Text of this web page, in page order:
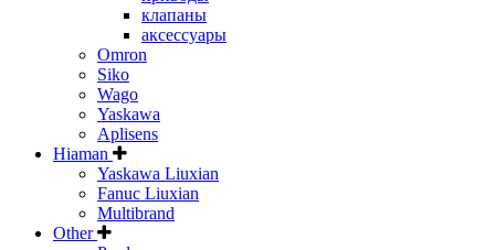
клапаны
аксессуары
Omron
Siko
Wago
Yaskawa
Aplisens
Hiaman
Yaskawa Liuxian
Fanuc Liuxian
Multibrand
Other